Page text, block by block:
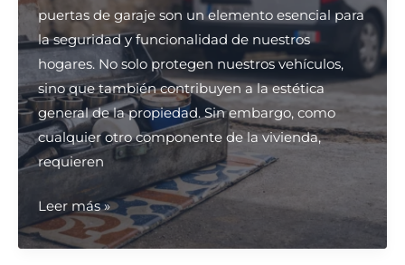
puertas de garaje son un elemento esencial para
la seguridad y funcionalidad de nuestros
hogares. No solo protegen nuestros vehículos,
sino que también contribuyen a la estética
general de la propiedad. Sin embargo, como
cualquier otro componente de la vivienda,
requieren
¿Cuáles
son
los
Leer más »